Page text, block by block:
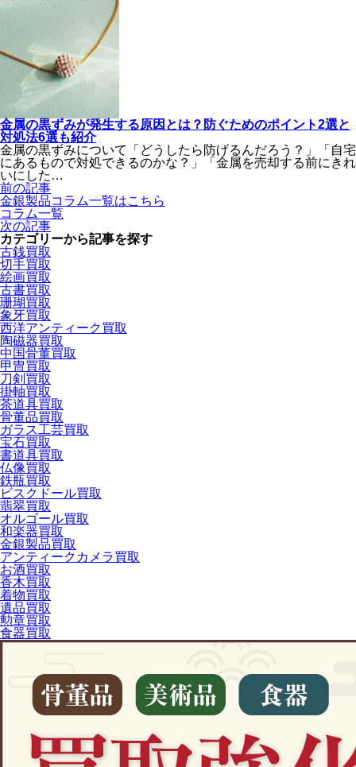
金属の黒ずみが発生する原因とは？防ぐためのポイント2選と
対処法6選も紹介
金属の黒ずみについて「どうしたら防げるんだろう？」「自宅
にあるもので対処できるのかな？」「金属を売却する前にきれ
いにした…
前の記事
金銀製品コラム一覧はこちら
コラム一覧
次の記事
カテゴリーから記事を探す
古銭買取
切手買取
絵画買取
古書買取
珊瑚買取
象牙買取
西洋アンティーク買取
陶磁器買取
中国骨董買取
甲冑買取
刀剣買取
掛軸買取
茶道具買取
骨董品買取
ガラス工芸買取
宝石買取
書道具買取
仏像買取
鉄瓶買取
ビスクドール買取
翡翠買取
オルゴール買取
和楽器買取
金銀製品買取
アンティークカメラ買取
お酒買取
香木買取
着物買取
遺品買取
勲章買取
食器買取